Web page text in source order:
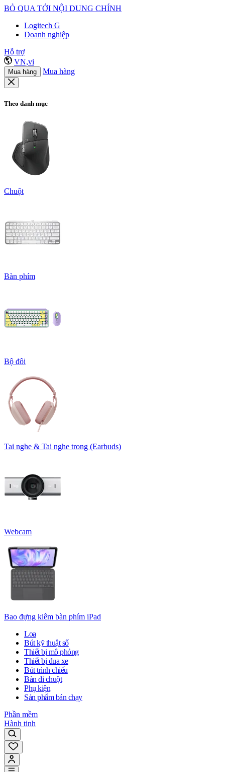
BỎ QUA TỚI NỘI DUNG CHÍNH
Logitech G
Doanh nghiệp
Hỗ trợ
VN,vi
Mua hàng Mua hàng
Theo danh mục
Chuột
Bàn phím
Bộ đôi
Tai nghe & Tai nghe trong (Earbuds)
Webcam
Bao đựng kiêm bàn phím iPad
Loa
Bút kỹ thuật số
Thiết bị mô phỏng
Thiết bị đua xe
Bút trình chiếu
Bàn di chuột
Phụ kiện
Sản phẩm bán chạy
Phần mềm
Hành tinh